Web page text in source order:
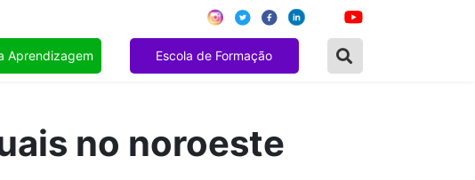
Aprendizagem Escola de Formação
no noroeste